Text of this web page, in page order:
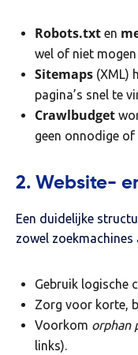
Robots.txt en
wel of niet
Sitemaps (XML)
pagina’s snel te
Crawlbudget
geen onnodige of
2. Website-
Een duidelijke
zowel zoekmachines
Gebruik logische
Zorg voor korte,
Voorkom orphan
links).